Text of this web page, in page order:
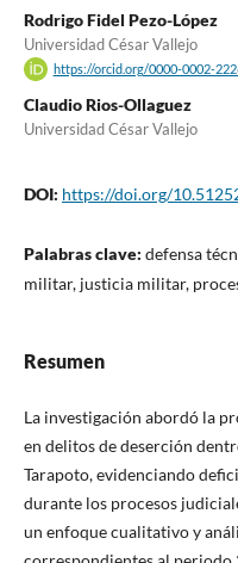
Rodrigo Fidel Pezo-López
Universidad César Vallejo
https://orcid.org/0000-0002-
Claudio Rios-Ollaguez
Universidad César Vallejo
DOI: https://doi.org/
Palabras clave: defensa
militar, justicia militar,
Resumen
La investigación abordó la
en delitos de deserción
Tarapoto, evidenciando
durante los procesos
un enfoque cualitativo y